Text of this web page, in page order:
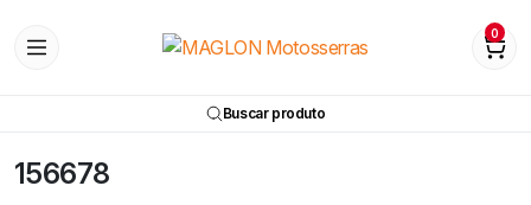
0
Buscar produto
156678